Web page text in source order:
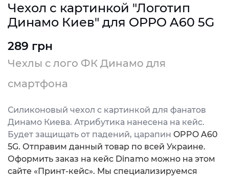
Чехол с картинкой "Логотип
Динамо Киев" для OPPO A60 5G
289 грн
Чехлы с лого ФК Динамо для
смартфона
Силиконовый чехол с картинкой для фанатов
Динамо Киева. Атрибутика нанесена на кейс.
Будет защищать от падений, царапин OPPO A60
5G. Отправим данный товар по всей Украине.
Оформить заказ на кейс Dinamo можно на этом
сайте «Принт-кейс». Мы специализируемся